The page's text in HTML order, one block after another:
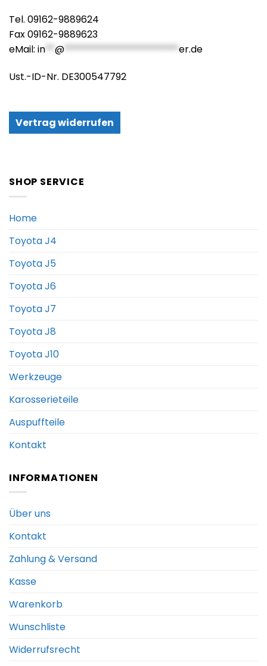
Tel. 09162-9889624
Fax 09162-9889623
eMail: in**@************************er.de
Ust.-ID-Nr. DE300547792
Vertrag widerrufen
SHOP SERVICE
Home
Toyota J4
Toyota J5
Toyota J6
Toyota J7
Toyota J8
Toyota J10
Werkzeuge
Karosserieteile
Auspuffteile
Kontakt
INFORMATIONEN
Über uns
Kontakt
Zahlung & Versand
Kasse
Warenkorb
Wunschliste
Widerrufsrecht